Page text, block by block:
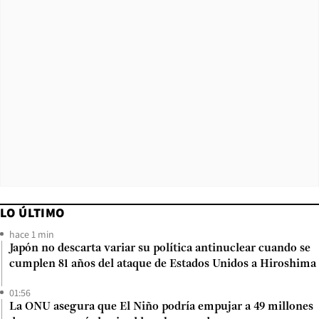
LO ÚLTIMO
hace 1 min
Japón no descarta variar su política antinuclear cuando se
cumplen 81 años del ataque de Estados Unidos a Hiroshima
01:56
La ONU asegura que El Niño podría empujar a 49 millones